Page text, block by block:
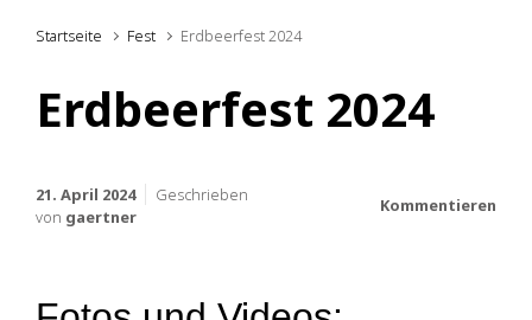
Startseite Fest Erdbeerfest 2024
Erdbeerfest 2024
21. April 2024
Geschrieben
von gaertner
Kommentieren